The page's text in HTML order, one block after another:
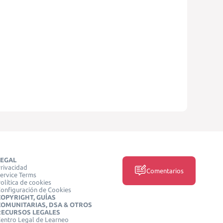
Terms
de cookies
de Cookies
GUÍAS
DSA & OTROS
LEGALES
Legal de Learneo
Comentarios